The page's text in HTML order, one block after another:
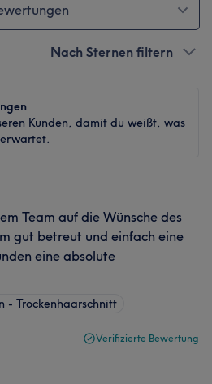
Nach Sternen filtern
Kunden, damit du weißt, was
Team auf die Wünsche des
gut betreut und einfach eine
eine absolute
- Trockenhaarschnitt
Verifizierte Bewertung